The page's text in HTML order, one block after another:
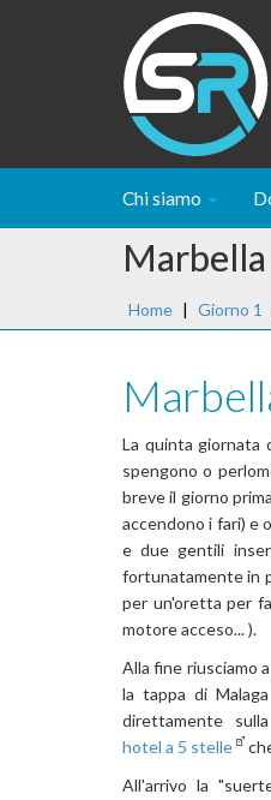
Chi siamo
Marbella
Home | Giorno 1
La quinta giornata
spengono o
breve il giorno
accendono i fari) e
e due gentili
fortunatamente in
per un'oretta per
motore acceso... ).
Alla fine riusciamo
la tappa di
direttamente
hotel a 5 stelle
All'arrivo la